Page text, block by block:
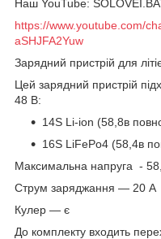
Наш YouTube:
https://www.youtube.com/
aSHJFA2Yuw
Зарядний пристрій для
Цей зарядний пристрій
48 В:
14S Li-ion (58,8в
16S LiFePo4 (58,4в
Максимальна напруга -
Струм заряджання — 20 А
Кулер — є
До комплекту входить